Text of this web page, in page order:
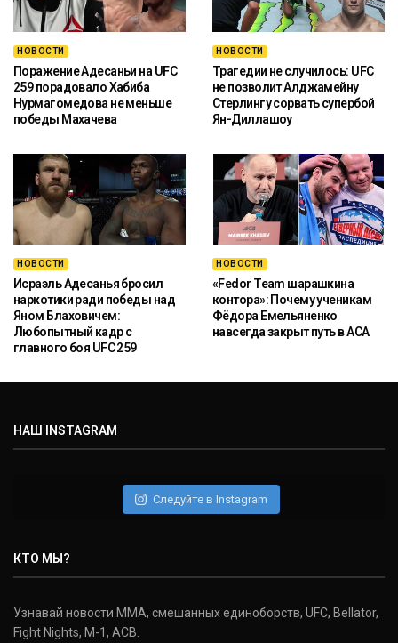
НОВОСТИ
Поражение Адесаньи на UFC
259 порадовало Хабиба
Нурмагомедова не меньше
победы Махачева
НОВОСТИ
Трагедии не случилось: UFC
не позволит Алджамейну
Стерлингу сорвать супербой
Ян-Диллашоу
НОВОСТИ
Исраэль Адесанья бросил
наркотики ради победы над
Яном Блаховичем:
Любопытный кадр с
главного боя UFC 259
НОВОСТИ
«Fedor Team шарашкина
контора»: Почему ученикам
Фёдора Емельяненко
навсегда закрыт путь в ACA
НАШ INSTAGRAM
Следуйте в Instagram
КТО МЫ?
Узнавай новости ММА, смешанных единоборств, UFC, Bellator,
Fight Nights, M-1, ACB.